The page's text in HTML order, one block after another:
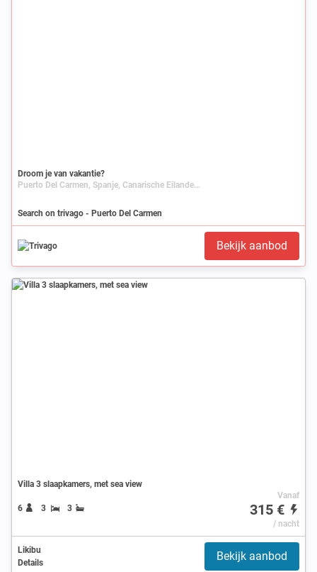
Droom je van vakantie?
Puerto Del Carmen, Spanje, Canarische Eilanden, Lanzarote
Search on trivago - Puerto Del Carmen
Bekijk aanbod
Villa 3 slaapkamers, met sea view
6 3 3
Vanaf
315 €
/ nacht
Likibu
Details
Bekijk aanbod